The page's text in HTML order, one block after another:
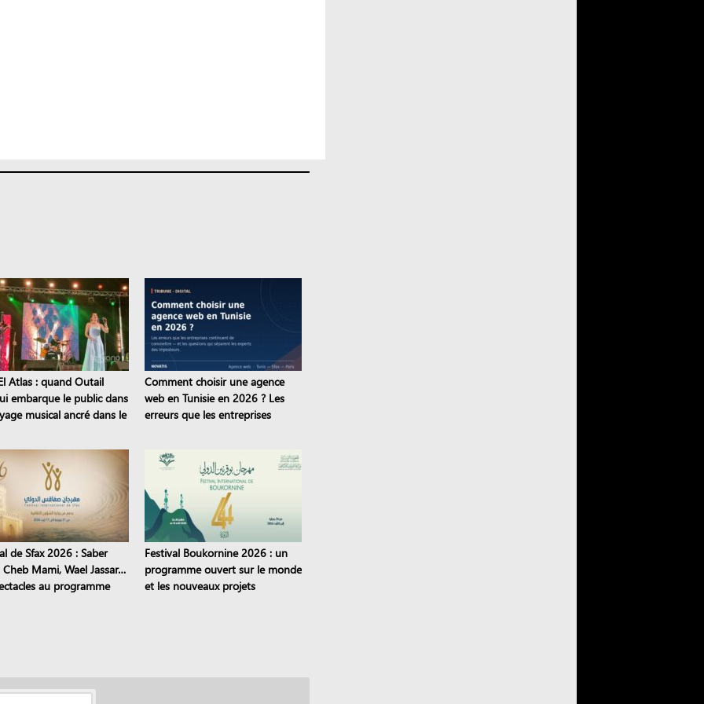
Atlas : quand Outail
embarque le public dans
musical ancré dans le
Comment choisir une agence
web en Tunisie en 2026 ? Les
erreurs que les entreprises
de Sfax 2026 : Saber
Cheb Mami, Wael Jassar…
au programme
Festival Boukornine 2026 : un
programme ouvert sur le monde
et les nouveaux projets